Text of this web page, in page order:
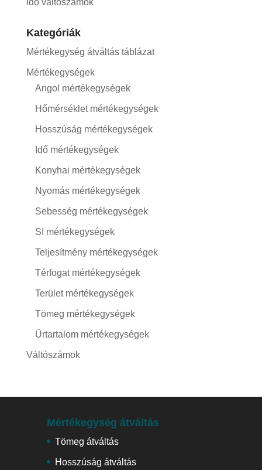
Idő váltószámok
Kategóriák
Mértékegység átváltás táblázat
Mértékegységek
Angol mértékegységek
Hőmérséklet mértékegységek
Hosszúság mértékegységek
Idő mértékegységek
Konyhai mértékegységek
Nyomás mértékegységek
Sebesség mértékegységek
SI mértékegységek
Teljesítmény mértékegységek
Térfogat mértékegységek
Terület mértékegységek
Tömeg mértékegységek
Űrtartalom mértékegységek
Váltószámok
Mértékegység átváltás
Tömeg átváltás
Hosszúság átváltás